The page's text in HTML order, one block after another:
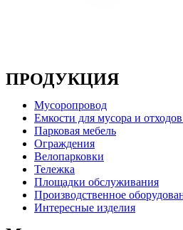
ПРОДУКЦИЯ
Мусоропровод
Емкости для мусора и
Парковая мебель
Ограждения
Велопарковки
Тележка
Площадки обслуживания
Производственное
Интересные изделия